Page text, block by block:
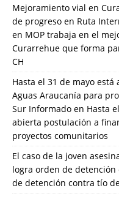
Mejoramiento vial en
de progreso en Ruta
en MOP trabaja en el
Curarrehue que forma
CH
Hasta el 31 de mayo
Aguas Araucanía para
Sur Informado en Hasta
abierta postulación a
proyectos comunitarios
El caso de la joven
logra orden de detención
de detención contra tío